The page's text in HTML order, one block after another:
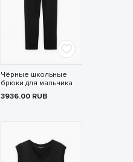
Чёрные школьные
брюки для мальчика
3936.00 RUB